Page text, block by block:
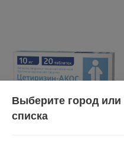
Выберите город
списка